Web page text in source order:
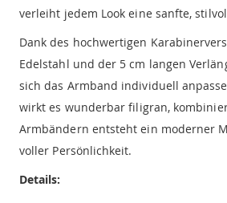
verleiht jedem Look eine sanfte,
Dank des hochwertigen
Edelstahl und der 5 cm langen
sich das Armband individuell
wirkt es wunderbar filigran,
Armbändern entsteht ein moderner
voller Persönlichkeit.
Details: